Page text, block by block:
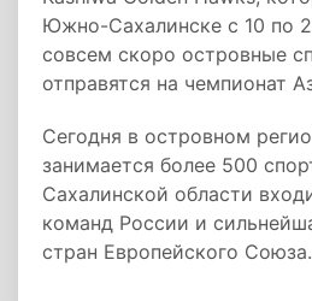
Южно-Сахалинске с 10 по
совсем скоро островные
отправятся на чемпионат
Сегодня в островном
занимается более 500
Сахалинской области
команд России и
стран Европейского Союза.